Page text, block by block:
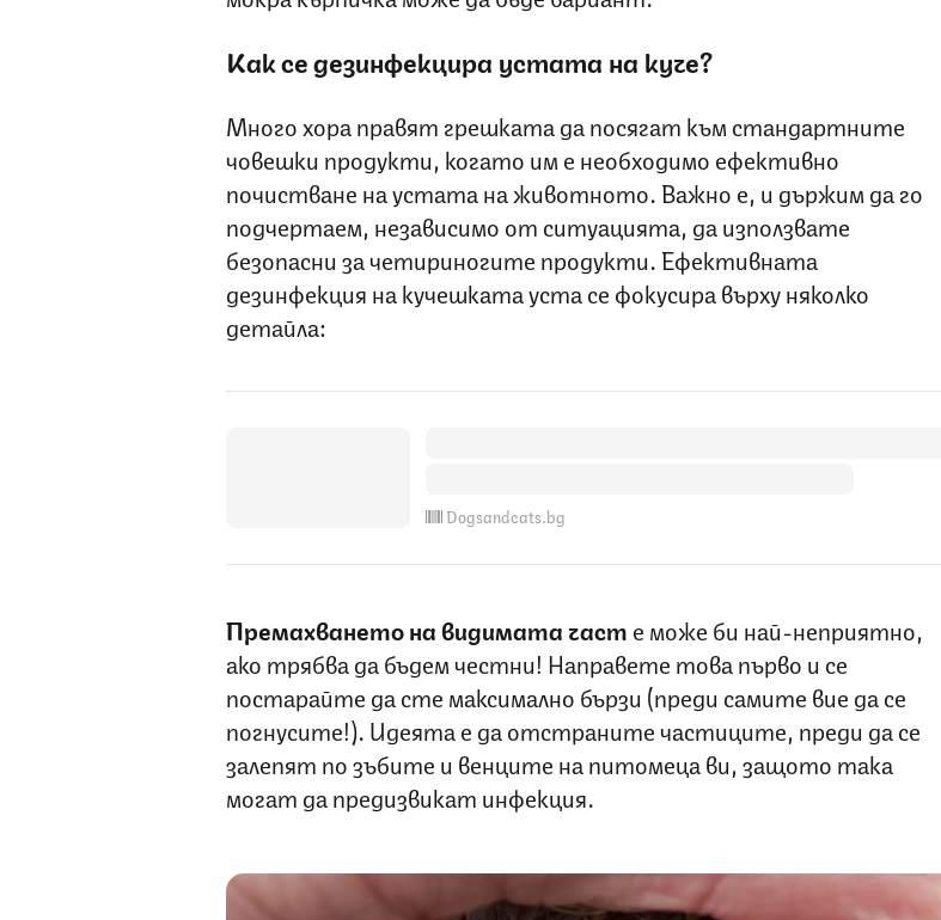
Как се дезинфекцира устата на куче?
Много хора правят грешката да посягат към стандартните
човешки продукти, когато им е необходимо ефективно
почистване на устата на животното. Важно е, и държим да го
подчертаем, независимо от ситуацията, да използвате
безопасни за четириногите продукти. Ефективната
дезинфекция на кучешката уста се фокусира върху няколко
детайла:
Dogsandcats.bg
Премахването на видимата част е може би най-неприятно,
ако трябва да бъдем честни! Направете това първо и се
постарайте да сте максимално бързи (преди самите вие да се
погнусите!). Идеята е да отстраните частиците, преди да се
залепят по зъбите и венците на питомеца ви, защото така
могат да предизвикат инфекция.